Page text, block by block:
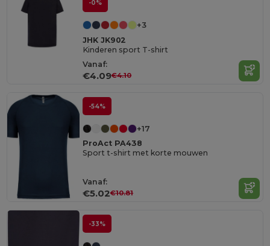
-0%
+3
JHK JK902
Kinderen sport T-shirt
Vanaf:
€4.09€4.10
-54%
+17
ProAct PA438
Sport t-shirt met korte mouwen
Vanaf:
€5.02€10.81
-33%